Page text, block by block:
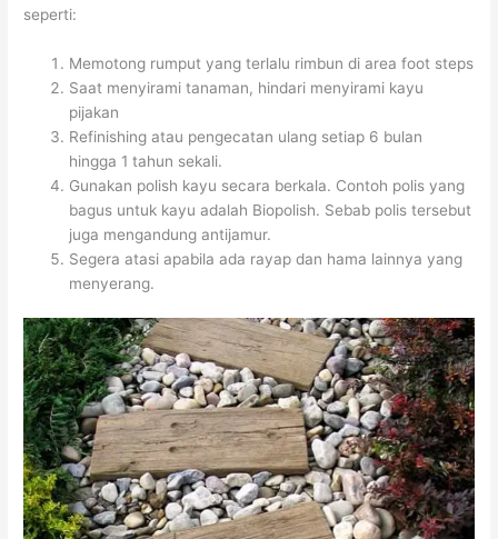
seperti:
Memotong rumput yang terlalu rimbun di area foot steps
Saat menyirami tanaman, hindari menyirami kayu
pijakan
Refinishing atau pengecatan ulang setiap 6 bulan
hingga 1 tahun sekali.
Gunakan polish kayu secara berkala. Contoh polis yang
bagus untuk kayu adalah Biopolish. Sebab polis tersebut
juga mengandung antijamur.
Segera atasi apabila ada rayap dan hama lainnya yang
menyerang.